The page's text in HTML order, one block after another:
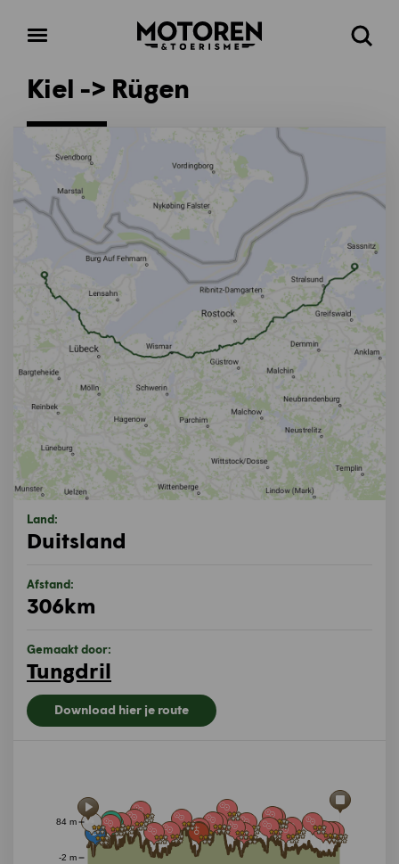
Open
Homepage Zoeken
Kiel -> Rügen
-2 m
84 m
Land:
Duitsland
Afstand:
306km
Gemaakt door:
Tungdril
Download hier je route